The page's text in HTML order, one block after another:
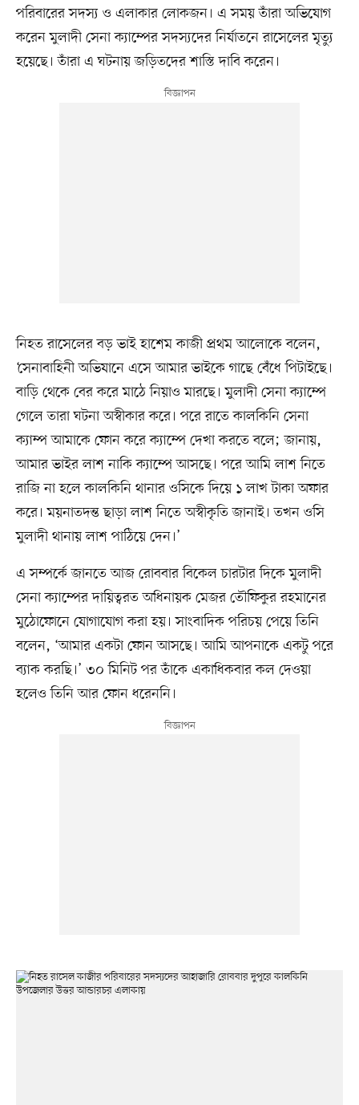
পরিবারের সদস্য ও এলাকার লোকজন। এ সময় তাঁরা অভিযোগ
করেন মুলাদী সেনা ক্যাম্পের সদস্যদের নির্যাতনে রাসেলের মৃত্যু
হয়েছে। তাঁরা এ ঘটনায় জড়িতদের শাস্তি দাবি করেন।
নিহত রাসেলের বড় ভাই হাশেম কাজী প্রথম আলোকে বলেন,
‘সেনাবাহিনী অভিযানে এসে আমার ভাইকে গাছে বেঁধে পিটাইছে।
বাড়ি থেকে বের করে মাঠে নিয়াও মারছে। মুলাদী সেনা ক্যাম্পে
গেলে তারা ঘটনা অস্বীকার করে। পরে রাতে কালকিনি সেনা
ক্যাম্প আমাকে ফোন করে ক্যাম্পে দেখা করতে বলে; জানায়,
আমার ভাইর লাশ নাকি ক্যাম্পে আসছে। পরে আমি লাশ নিতে
রাজি না হলে কালকিনি থানার ওসিকে দিয়ে ১ লাখ টাকা অফার
করে। ময়নাতদন্ত ছাড়া লাশ নিতে অস্বীকৃতি জানাই। তখন ওসি
মুলাদী থানায় লাশ পাঠিয়ে দেন।’
এ সম্পর্কে জানতে আজ রোববার বিকেল চারটার দিকে মুলাদী
সেনা ক্যাম্পের দায়িত্বরত অধিনায়ক মেজর তৌফিকুর রহমানের
মুঠোফোনে যোগাযোগ করা হয়। সাংবাদিক পরিচয় পেয়ে তিনি
বলেন, ‘আমার একটা ফোন আসছে। আমি আপনাকে একটু পরে
ব্যাক করছি।’ ৩০ মিনিট পর তাঁকে একাধিকবার কল দেওয়া
হলেও তিনি আর ফোন ধরেননি।